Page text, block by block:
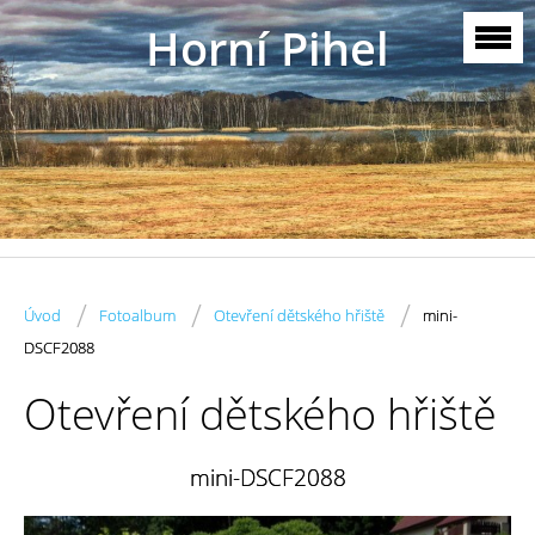
Horní Pihel
Úvod / Fotoalbum / Otevření dětského hřiště /
mini-
DSCF2088
Otevření dětského hřiště
mini-DSCF2088